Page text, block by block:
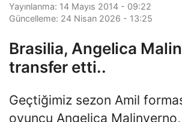
Yayınlanma: 14 Mayıs 2014 - 09:22
Güncelleme: 24 Nisan 2026 - 13:25
Brasilia, Angelica
transfer etti..
Geçtiğimiz sezon Amil
oyuncu Angelica